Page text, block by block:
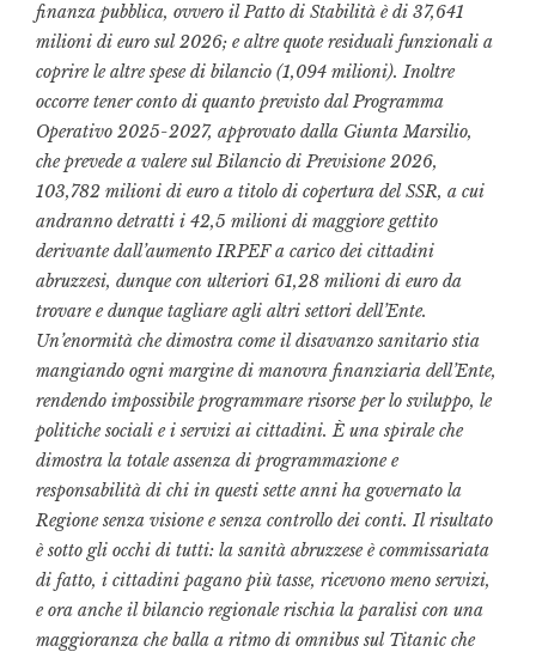
finanza pubblica, ovvero il Patto di Stabilità è di 37,641
milioni di euro sul 2026; e altre quote residuali funzionali a
coprire le altre spese di bilancio (1,094 milioni). Inoltre
occorre tener conto di quanto previsto dal Programma
Operativo 2025-2027, approvato dalla Giunta Marsilio,
che prevede a valere sul Bilancio di Previsione 2026,
103,782 milioni di euro a titolo di copertura del SSR, a cui
andranno detratti i 42,5 milioni di maggiore gettito
derivante dall’aumento IRPEF a carico dei cittadini
abruzzesi, dunque con ulteriori 61,28 milioni di euro da
trovare e dunque tagliare agli altri settori dell’Ente.
Un’enormità che dimostra come il disavanzo sanitario stia
mangiando ogni margine di manovra finanziaria dell’Ente,
rendendo impossibile programmare risorse per lo sviluppo, le
politiche sociali e i servizi ai cittadini. È una spirale che
dimostra la totale assenza di programmazione e
responsabilità di chi in questi sette anni ha governato la
Regione senza visione e senza controllo dei conti. Il risultato
è sotto gli occhi di tutti: la sanità abruzzese è commissariata
di fatto, i cittadini pagano più tasse, ricevono meno servizi,
e ora anche il bilancio regionale rischia la paralisi con una
maggioranza che balla a ritmo di omnibus sul Titanic che